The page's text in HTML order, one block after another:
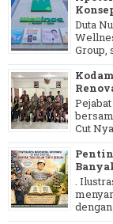
Duta
Group,
Cut
.